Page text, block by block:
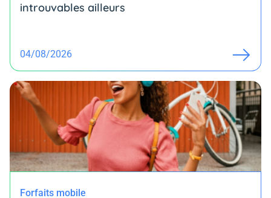
introuvables ailleurs
04/08/2026
Forfaits mobile